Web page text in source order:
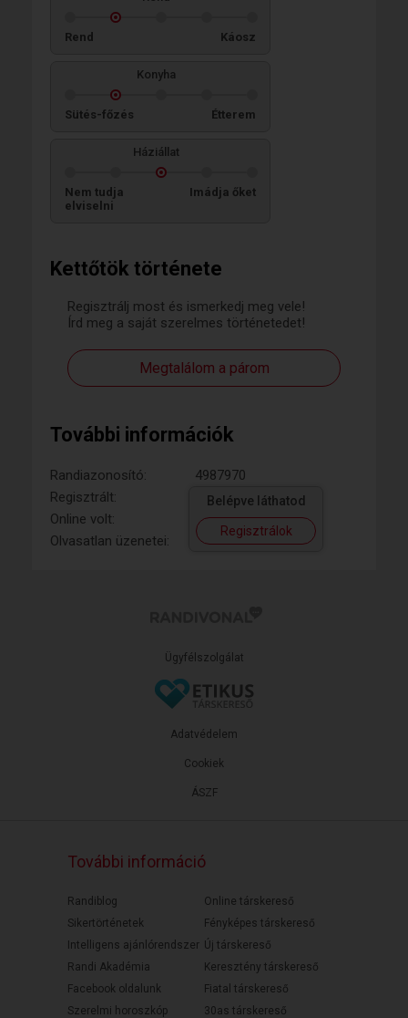
Kettőtök története
Regisztrálj most és ismerkedj meg vele!
Írd meg a saját szerelmes történetedet!
Megtalálom a párom
További információk
Randiazonosító:
4987970
Regisztrált:
Online volt:
Olvasatlan üzenetei:
Belépve láthatod
Regisztrálok
Rend Káosz
Konyha
Sütés-főzés Étterem
Háziállat
Nem tudja
elviselni
Imádja őket
Ügyfélszolgálat
ÁSZF
Adatvédelem
Cookiek
További információ
Randiblog
Sikertörténetek
Intelligens ajánlórendszer
Randi Akadémia
Facebook oldalunk
Szerelmi horoszkóp
Online társkereső
Fényképes társkereső
Új társkereső
Keresztény társkereső
Fiatal társkereső
30as társkereső